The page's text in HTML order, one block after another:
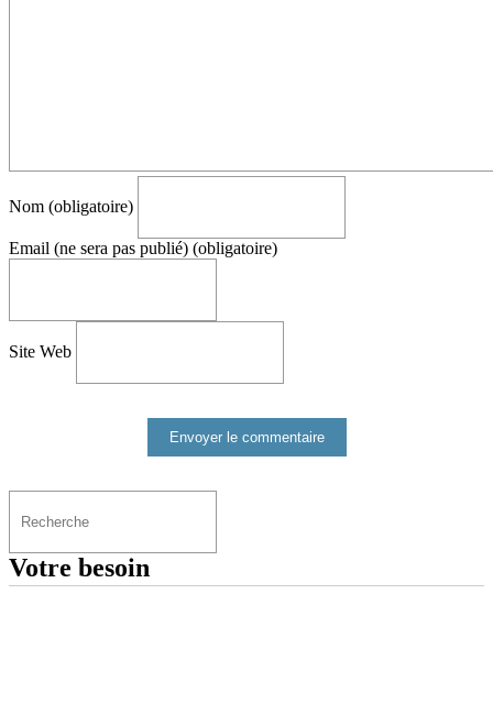
Nom (obligatoire)
Email (ne sera pas publié) (obligatoire)
Site Web
Votre besoin